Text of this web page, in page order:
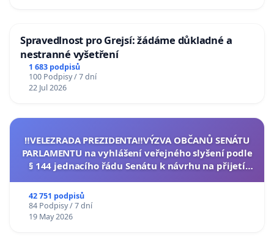
Spravedlnost pro Grejsí: žádáme důkladné a
nestranné vyšetření
1 683 podpisů
100 Podpisy / 7 dní
22 Jul 2026
‼️VELEZRADA PREZIDENTA‼️VÝZVA OBČANŮ SENÁTU
PARLAMENTU na vyhlášení veřejného slyšení podle
§ 144 jednacího řádu Senátu k návrhu na přijetí
42 751 podpisů
84 Podpisy / 7 dní
19 May 2026